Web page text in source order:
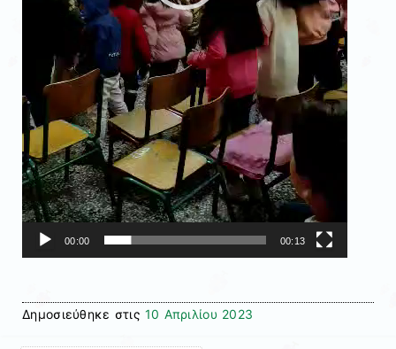
00:00 00:13
Δημοσιεύθηκε στις 10 Απριλίου 2023